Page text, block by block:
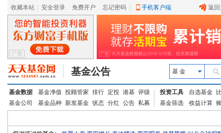
收藏本站 安全登录 免费开户 忘记密码 手机客户端 返
基金公告 基 金
基金数据 基金净值 投顾管家 排行 定投 港基 评级
基金公司
基金品种 新发基金 状态 分红 公告 私募
投资工具 自选基金
基金筛选
收益计算